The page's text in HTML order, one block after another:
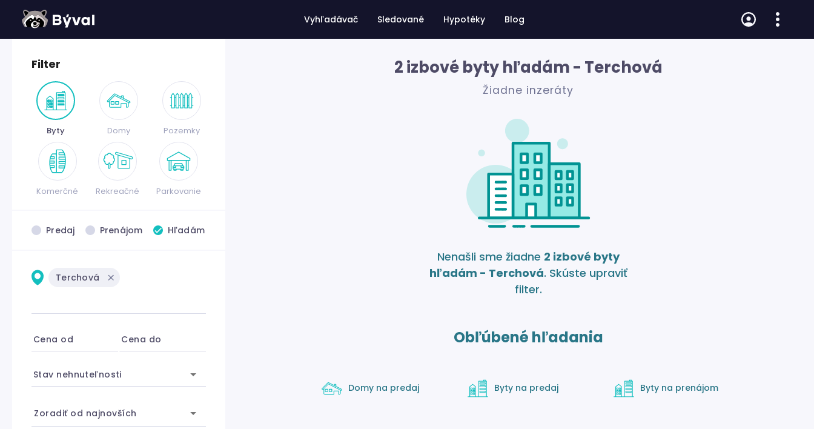
Vyhľadávač Sledované Hypotéky Blog
Filter
Byty Domy Pozemky
Komerčné Rekreačné Parkovanie
Predaj Prenájom Hľadám
Terchová
Cena od Cena do
Stav nehnuteľnosti
Zoradiť od najnovších
2 izbové byty hľadám - Terchová
Žiadne inzeráty
Nenašli sme žiadne 2 izbové byty
hľadám - Terchová. Skúste upraviť
filter.
Obľúbené hľadania
Domy na predaj Byty na predaj Byty na prenájom